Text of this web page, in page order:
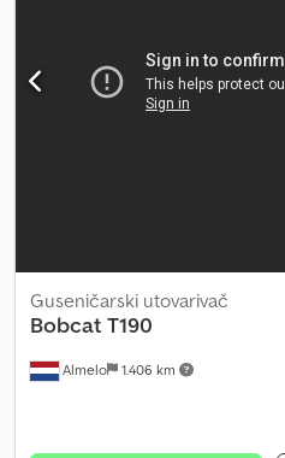
Almelo 1.406 km
Guseničarski utovarivač
Bobcat T190